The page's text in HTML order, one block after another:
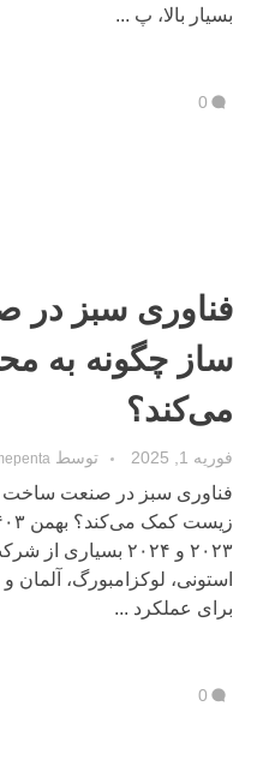
بسیار بالا، پ ...
0
فناوری سبز
ساز چگونه به
می‌کند؟
فوریه 1, 2025 توسط
فناوری سبز در صنعت ساخت
۲۰۲۳ و ۲۰۲۴
استونی، لوکزامبورگ، آلمان
برای عملکرد ...
0